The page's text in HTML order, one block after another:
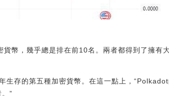
幣，幾乎總是排在前10名。兩者都得到了擁有
存的第五種加密貨幣。在這一點上，
”